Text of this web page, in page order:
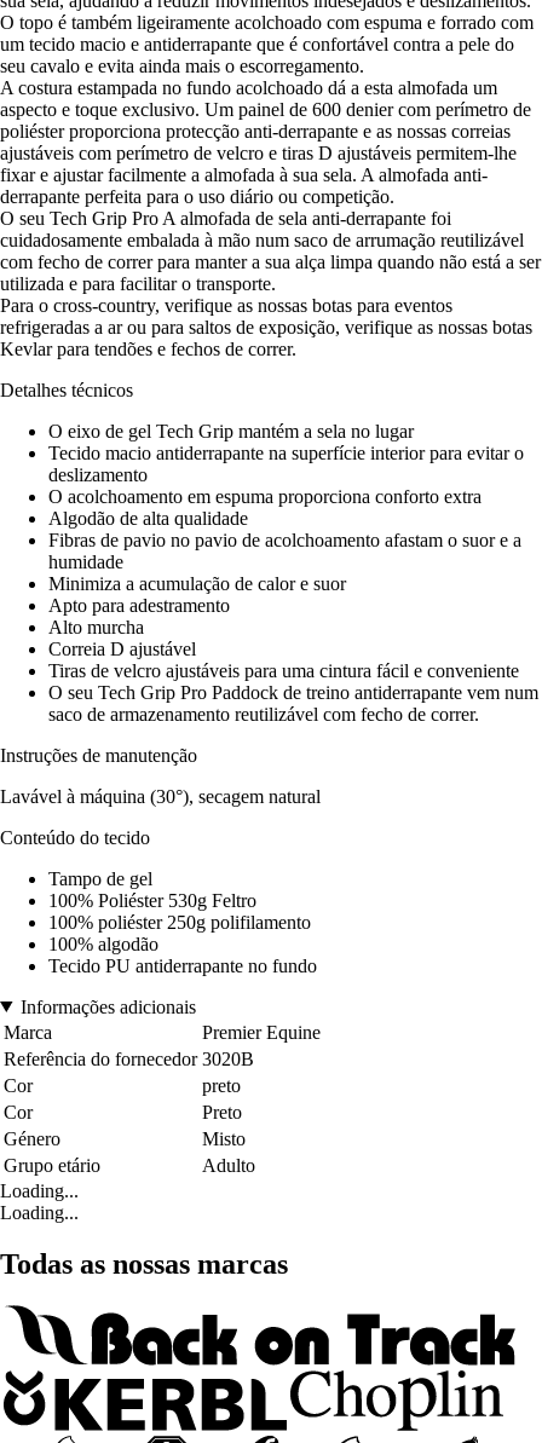
O topo é também ligeiramente acolchoado com espuma e forrado com
um tecido macio e antiderrapante que é confortável contra a pele do
seu cavalo e evita ainda mais o escorregamento.
A costura estampada no fundo acolchoado dá a esta almofada um
aspecto e toque exclusivo. Um painel de 600 denier com perímetro de
poliéster proporciona protecção anti-derrapante e as nossas correias
ajustáveis com perímetro de velcro e tiras D ajustáveis permitem-lhe
fixar e ajustar facilmente a almofada à sua sela. A almofada anti-
derrapante perfeita para o uso diário ou competição.
O seu Tech Grip Pro A almofada de sela anti-derrapante foi
cuidadosamente embalada à mão num saco de arrumação reutilizável
com fecho de correr para manter a sua alça limpa quando não está a ser
utilizada e para facilitar o transporte.
Para o cross-country, verifique as nossas botas para eventos
refrigeradas a ar ou para saltos de exposição, verifique as nossas botas
Kevlar para tendões e fechos de correr.
Detalhes técnicos
O eixo de gel Tech Grip mantém a sela no lugar
Tecido macio antiderrapante na superfície interior para evitar o
deslizamento
O acolchoamento em espuma proporciona conforto extra
Algodão de alta qualidade
Fibras de pavio no pavio de acolchoamento afastam o suor e a
humidade
Minimiza a acumulação de calor e suor
Apto para adestramento
Alto murcha
Correia D ajustável
Tiras de velcro ajustáveis para uma cintura fácil e conveniente
O seu Tech Grip Pro Paddock de treino antiderrapante vem num
saco de armazenamento reutilizável com fecho de correr.
Instruções de manutenção
Lavável à máquina (30°), secagem natural
Conteúdo do tecido
Tampo de gel
100% Poliéster 530g Feltro
100% poliéster 250g polifilamento
100% algodão
Tecido PU antiderrapante no fundo
Informações adicionais
Marca
Premier Equine
Referência do fornecedor 3020B
Cor
preto
Cor
Preto
Género
Misto
Grupo etário
Adulto
Loading...
Loading...
Todas as nossas marcas